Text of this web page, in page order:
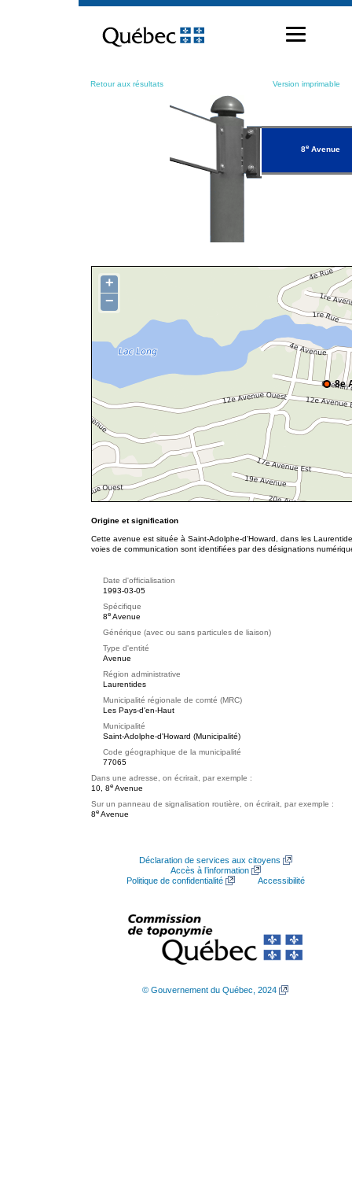
contenu
Retour aux résultats Version imprimable
8eAvenue
8e
+
−
Origine et signification
Cette avenue est située à Saint-Adolphe-d'Howard, dans les
voies de communication sont identifiées par des désignations
Date d'officialisation
1993-03-05
Spécifique
8e Avenue
Générique (avec ou sans particules de liaison)
Type d'entité
Avenue
Région administrative
Laurentides
Municipalité régionale de comté (MRC)
Les Pays-d'en-Haut
Municipalité
Saint-Adolphe-d'Howard (Municipalité)
Code géographique de la municipalité
77065
Dans une adresse, on écrirait, par exemple :
10, 8e Avenue
Sur un panneau de signalisation routière, on écrirait, par exemple :
8e Avenue
Déclaration de services aux citoyens
Accès à l’information
Politique de confidentialité
Accessibilité
© Gouvernement du Québec, 2024